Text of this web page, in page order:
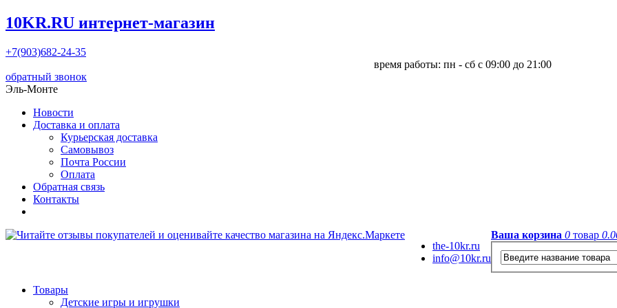
10KR.RU интернет-магазин
+7(903)682-24-35
время работы: пн - сб с 09:00 до 21:00
обратный звонок
Эль-Монте
Новости
Доставка и оплата
Курьерская доставка
Самовывоз
Почта России
Оплата
Обратная связь
Контакты
the-10kr.ru
info@10kr.ru
Ваша корзина 0 товар
Товары
Детские игры и игрушки